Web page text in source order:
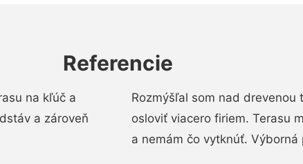
Referencie
na kľúč a
a zároveň
Rozmýšľal som nad
osloviť viacero firiem. Terasu
a nemám čo vytknúť. Výborná